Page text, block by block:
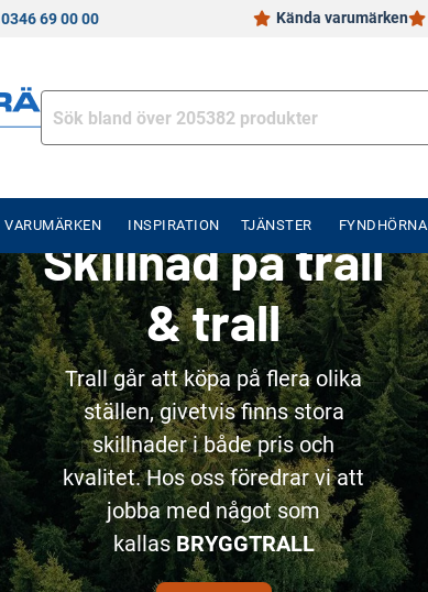
0346 69 00 00 Kända varumärken
VARUMÄRKEN INSPIRATION TJÄNSTER FYNDHÖRNA
Skillnad på trall
& trall
Trall går att köpa på flera olika
ställen, givetvis finns stora
skillnader i både pris och
kvalitet.Hos oss föredrar vi att
jobba med något som
kallasBRYGGTRALL